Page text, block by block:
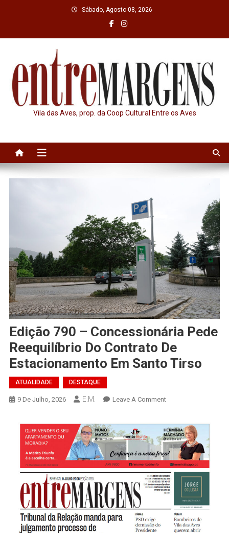
Sábado, Agosto 08, 2026
Vila das Aves, prop. da Coop Cultural Entre os Aves
Edição 790 – Concessionária Pede
Reequilíbrio Do Contrato De
Estacionamento Em Santo Tirso
ATUALIDADE DESTAQUE
9 De Julho, 2026 E.M. Leave A CommentOn
790
–
Concessionária
Pede
Reequilíbrio
Do
Contrato
Estacionamento
Em